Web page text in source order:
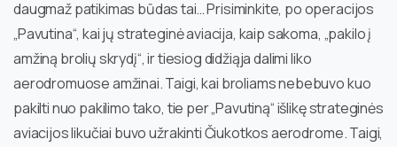
daugmaž patikimas būdas tai… Prisiminkite, po operacijos
„Pavutina“, kai jų strateginė aviacija, kaip sakoma, „pakilo į
amžiną brolių skrydį“, ir tiesiog didžiąja dalimi liko
aerodromuose amžinai. Taigi, kai broliams nebebuvo kuo
pakilti nuo pakilimo tako, tie per „Pavutiną“ išlikę strateginės
aviacijos likučiai buvo užrakinti Čiukotkos aerodrome. Taigi,